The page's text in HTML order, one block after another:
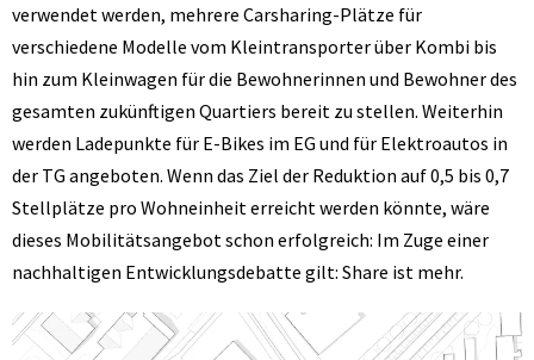
verwendet werden, mehrere Carsharing-Plätze für
verschiedene Modelle vom Kleintransporter über Kombi bis
hin zum Kleinwagen für die Bewohnerinnen und Bewohner des
gesamten zukünftigen Quartiers bereit zu stellen. Weiterhin
werden Ladepunkte für E-Bikes im EG und für Elektroautos in
der TG angeboten. Wenn das Ziel der Reduktion auf 0,5 bis 0,7
Stellplätze pro Wohneinheit erreicht werden könnte, wäre
dieses Mobilitätsangebot schon erfolgreich: Im Zuge einer
nachhaltigen Entwicklungsdebatte gilt: Share ist mehr.